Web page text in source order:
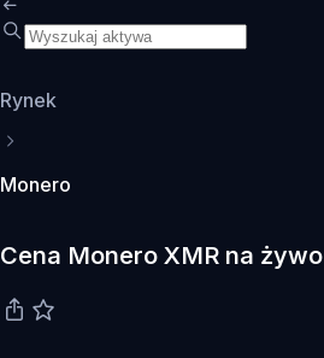
Rynek
Monero
Cena Monero XMR na żywo